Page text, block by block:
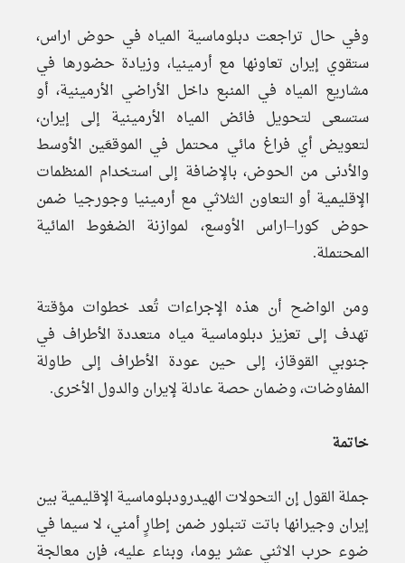
وفي حال تراجعت دبلوماسية المياه في حوض اراس،
ستقوي إيران تعاونها مع أرمينيا، وزيادة حضورها في
مشاريع المياه في المنبع داخل الأراضي الأرمينية، أو
ستسعى لتحويل فائض المياه الأرمينية إلى إيران،
لتعويض أي فراغ مائي محتمل في الموقعَين الأوسط
والأدنى من الحوض، بالإضافة إلى استخدام المنظمات
الإقليمية أو التعاون الثلاثي مع أرمينيا وجورجيا ضمن
حوض كورا–اراس الأوسع، لموازنة الضغوط المائية
المحتملة.
ومن الواضح أن هذه الإجراءات تُعد خطوات مؤقتة
تهدف إلى تعزيز دبلوماسية مياه متعددة الأطراف في
جنوبي القوقاز، إلى حين عودة الأطراف إلى طاولة
المفاوضات، وضمان حصة عادلة لإيران والدول الأخرى.
خاتمة
جملة القول إن التحولات الهيدرودبلوماسية الإقليمية بين
إيران وجيرانها باتت تتبلور ضمن إطارٍ أمني، لا سيما في
ضوء حرب الاثني عشر يوما، وبناء عليه، فإن معالجة